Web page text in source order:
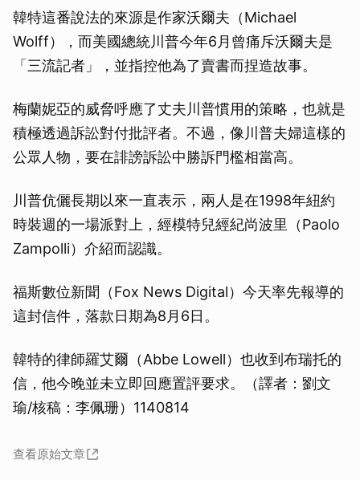
韓特這番說法的來源是作家沃爾夫（Michael
Wolff），而美國總統川普今年6月曾痛斥沃爾夫是
「三流記者」，並指控他為了賣書而捏造故事。
梅蘭妮亞的威脅呼應了丈夫川普慣用的策略，也就是
積極透過訴訟對付批評者。不過，像川普夫婦這樣的
公眾人物，要在誹謗訴訟中勝訴門檻相當高。
川普伉儷長期以來一直表示，兩人是在1998年紐約
時裝週的一場派對上，經模特兒經紀尚波里（Paolo
Zampolli）介紹而認識。
福斯數位新聞（Fox News Digital）今天率先報導的
這封信件，落款日期為8月6日。
韓特的律師羅艾爾（Abbe Lowell）也收到布瑞托的
信，他今晚並未立即回應置評要求。（譯者：劉文
瑜/核稿：李佩珊）1140814
查看原始文章